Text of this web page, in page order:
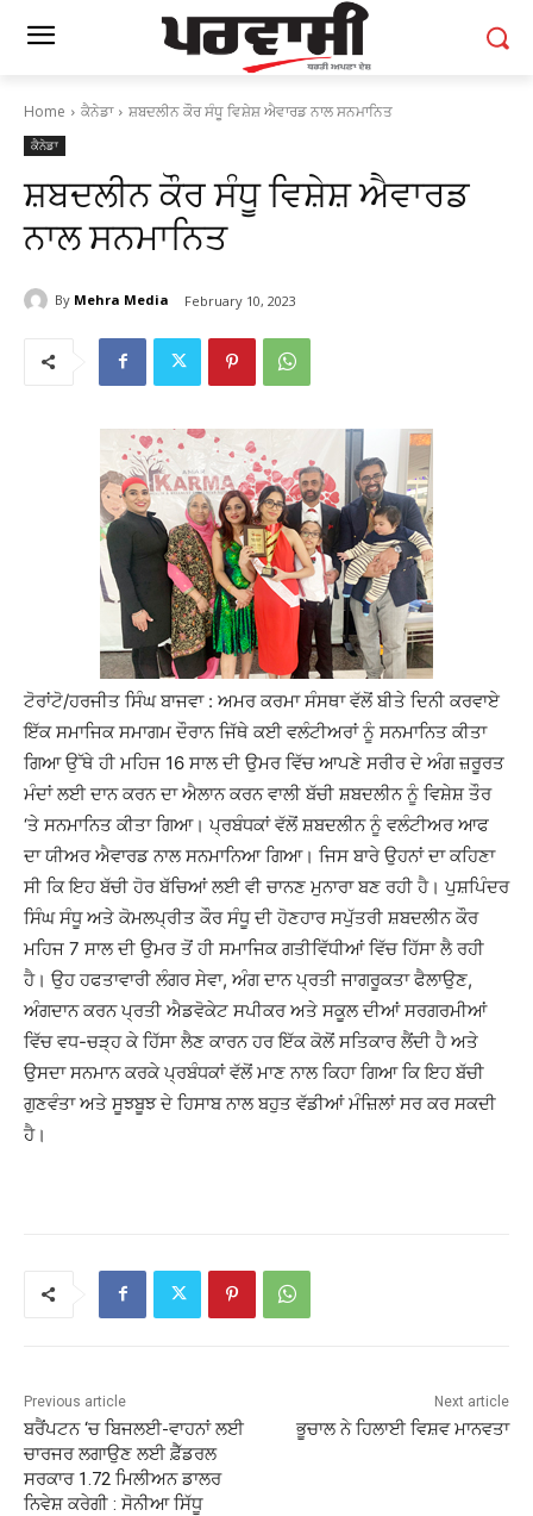
Home ਕੈਨੇਡਾ ਸ਼ਬਦਲੀਨ ਕੌਰ ਸੰਧੂ ਵਿਸ਼ੇਸ਼ ਐਵਾਰਡ ਨਾਲ ਸਨਮਾਨਿਤ
ਕੈਨੇਡਾ
ਸ਼ਬਦਲੀਨ ਕੌਰ ਸੰਧੂ ਵਿਸ਼ੇਸ਼ ਐਵਾਰਡ
ਨਾਲ ਸਨਮਾਨਿਤ
By Mehra Media February 10, 2023
ਟੋਰਾਂਟੋ/ਹਰਜੀਤ ਸਿੰਘ ਬਾਜਵਾ : ਅਮਰ ਕਰਮਾ ਸੰਸਥਾ ਵੱਲੋਂ ਬੀਤੇ ਦਿਨੀ ਕਰਵਾਏ
ਇੱਕ ਸਮਾਜਿਕ ਸਮਾਗਮ ਦੌਰਾਨ ਜਿੱਥੇ ਕਈ ਵਲੰਟੀਅਰਾਂ ਨੂੰ ਸਨਮਾਨਿਤ ਕੀਤਾ
ਗਿਆ ਉੱਥੇ ਹੀ ਮਹਿਜ 16 ਸਾਲ ਦੀ ਉਮਰ ਵਿੱਚ ਆਪਣੇ ਸਰੀਰ ਦੇ ਅੰਗ ਜ਼ਰੂਰਤ
ਮੰਦਾਂ ਲਈ ਦਾਨ ਕਰਨ ਦਾ ਐਲਾਨ ਕਰਨ ਵਾਲੀ ਬੱਚੀ ਸ਼ਬਦਲੀਨ ਨੂੰ ਵਿਸ਼ੇਸ਼ ਤੌਰ
‘ਤੇ ਸਨਮਾਨਿਤ ਕੀਤਾ ਗਿਆ। ਪ੍ਰਬੰਧਕਾਂ ਵੱਲੋਂ ਸ਼ਬਦਲੀਨ ਨੂੰ ਵਲੰਟੀਅਰ ਆਫ
ਦਾ ਯੀਅਰ ਐਵਾਰਡ ਨਾਲ ਸਨਮਾਨਿਆ ਗਿਆ। ਜਿਸ ਬਾਰੇ ਉਹਨਾਂ ਦਾ ਕਹਿਣਾ
ਸੀ ਕਿ ਇਹ ਬੱਚੀ ਹੋਰ ਬੱਚਿਆਂ ਲਈ ਵੀ ਚਾਨਣ ਮੁਨਾਰਾ ਬਣ ਰਹੀ ਹੈ। ਪੁਸ਼ਪਿੰਦਰ
ਸਿੰਘ ਸੰਧੂ ਅਤੇ ਕੋਮਲਪ੍ਰੀਤ ਕੌਰ ਸੰਧੂ ਦੀ ਹੋਣਹਾਰ ਸਪੁੱਤਰੀ ਸ਼ਬਦਲੀਨ ਕੌਰ
ਮਹਿਜ 7 ਸਾਲ ਦੀ ਉਮਰ ਤੋਂ ਹੀ ਸਮਾਜਿਕ ਗਤੀਵਿੱਧੀਆਂ ਵਿੱਚ ਹਿੱਸਾ ਲੈ ਰਹੀ
ਹੈ। ਉਹ ਹਫਤਾਵਾਰੀ ਲੰਗਰ ਸੇਵਾ, ਅੰਗ ਦਾਨ ਪ੍ਰਤੀ ਜਾਗਰੂਕਤਾ ਫੈਲਾਉਣ,
ਅੰਗਦਾਨ ਕਰਨ ਪ੍ਰਤੀ ਐਡਵੋਕੇਟ ਸਪੀਕਰ ਅਤੇ ਸਕੂਲ ਦੀਆਂ ਸਰਗਰਮੀਆਂ
ਵਿੱਚ ਵਧ-ਚੜ੍ਹ ਕੇ ਹਿੱਸਾ ਲੈਣ ਕਾਰਨ ਹਰ ਇੱਕ ਕੋਲੋਂ ਸਤਿਕਾਰ ਲੈਂਦੀ ਹੈ ਅਤੇ
ਉਸਦਾ ਸਨਮਾਨ ਕਰਕੇ ਪ੍ਰਬੰਧਕਾਂ ਵੱਲੋਂ ਮਾਣ ਨਾਲ ਕਿਹਾ ਗਿਆ ਕਿ ਇਹ ਬੱਚੀ
ਗੁਣਵੰਤਾ ਅਤੇ ਸੂਝਬੂਝ ਦੇ ਹਿਸਾਬ ਨਾਲ ਬਹੁਤ ਵੱਡੀਆਂ ਮੰਜ਼ਿਲਾਂ ਸਰ ਕਰ ਸਕਦੀ
ਹੈ।
Previous article
ਬਰੈਂਪਟਨ ‘ਚ ਬਿਜਲਈ-ਵਾਹਨਾਂ ਲਈ
ਚਾਰਜਰ ਲਗਾਉਣ ਲਈ ਫ਼ੈੱਡਰਲ
ਸਰਕਾਰ 1.72 ਮਿਲੀਅਨ ਡਾਲਰ
ਨਿਵੇਸ਼ ਕਰੇਗੀ : ਸੋਨੀਆ ਸਿੱਧੂ
Next article
ਭੂਚਾਲ ਨੇ ਹਿਲਾਈ ਵਿਸ਼ਵ ਮਾਨਵਤਾ